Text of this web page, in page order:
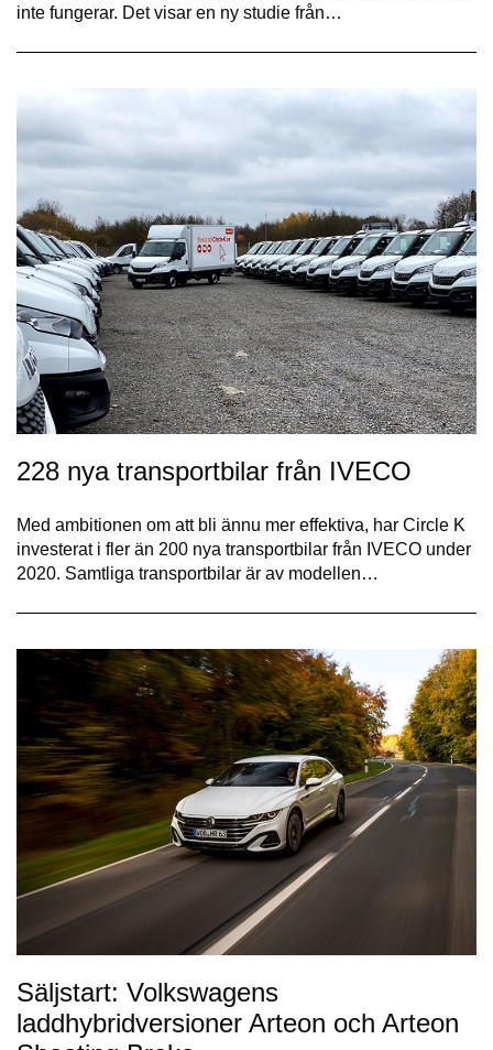
inte fungerar. Det visar en ny studie från…
228 nya transportbilar från IVECO
Med ambitionen om att bli ännu mer effektiva, har Circle K
investerat i fler än 200 nya transportbilar från IVECO under
2020. Samtliga transportbilar är av modellen…
Säljstart: Volkswagens
laddhybridversioner Arteon och Arteon